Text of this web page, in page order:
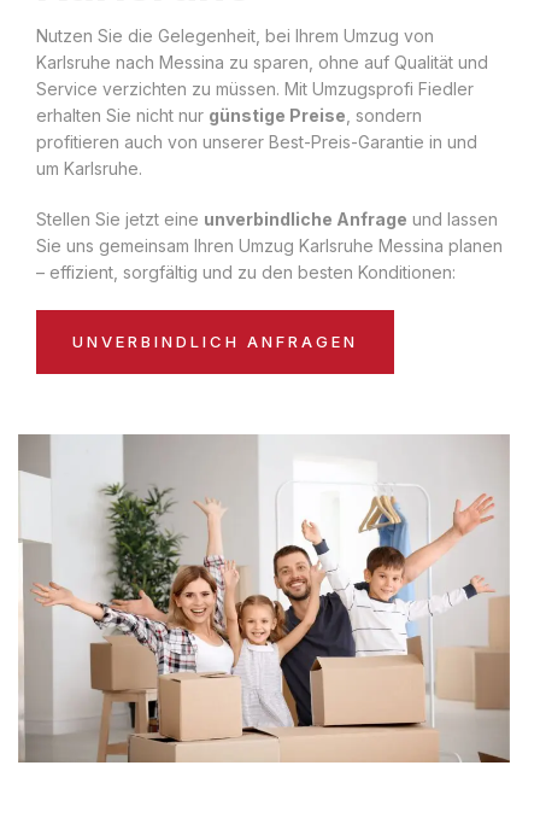
Nutzen Sie die Gelegenheit, bei Ihrem Umzug von
Karlsruhe nach Messina zu sparen, ohne auf Qualität und
Service verzichten zu müssen. Mit Umzugsprofi Fiedler
erhalten Sie nicht nur günstige Preise , sondern
profitieren auch von unserer Best-Preis-Garantie in und
um Karlsruhe.
Stellen Sie jetzt eine unverbindliche Anfrage und lassen
Sie uns gemeinsam Ihren Umzug Karlsruhe Messina planen
– effizient, sorgfältig und zu den besten Konditionen:
UNVERBINDLICH ANFRAGEN